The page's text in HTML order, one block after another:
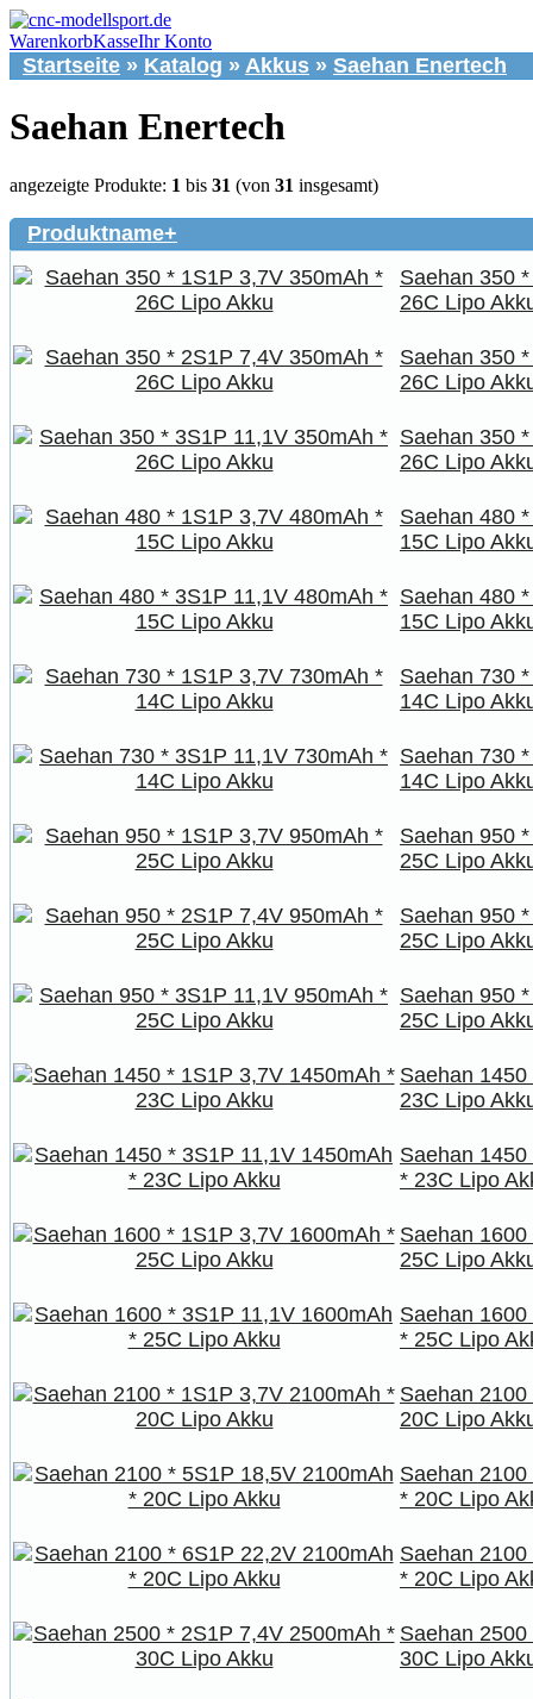
WarenkorbKasseIhr Konto
Startseite » Katalog » Akkus » Saehan Enertech
Saehan Enertech
angezeigte Produkte: 1 bis 31 (von 31 insgesamt)
Produktname+
Saehan 350
26C Lipo
Saehan 350
26C Lipo
Saehan 350
26C Lipo
Saehan 480
15C Lipo
Saehan 480
15C Lipo
Saehan 730
14C Lipo
Saehan 730
14C Lipo
Saehan 950
25C Lipo
Saehan 950
25C Lipo
Saehan 950
25C Lipo
Saehan
23C Lipo
Saehan
* 23C Lipo
Saehan
25C Lipo
Saehan
* 25C Lipo
Saehan
20C Lipo
Saehan
* 20C Lipo
Saehan
* 20C Lipo
Saehan
30C Lipo